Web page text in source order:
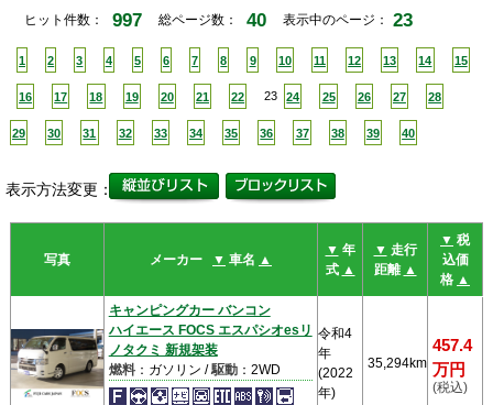
ヒット件数： 997 総ページ数： 40 表示中のページ： 23
1 2 3 4 5 6 7 8 9 10 11 12 13 14 15
16 17 18 19 20 21 22 23 24 25 26 27 28
29 30 31 32 33 34 35 36 37 38 39 40
表示方法変更：
写真 メーカー ▼ 車名 ▲
▼ 年
式 ▲
▼ 走行
距離 ▲
▼ 税
込価
格 ▲
キャンピングカー バンコン
ハイエース FOCS エスパシオesリ
ノタクミ 新規架装
燃料：ガソリン /駆動：2WD
令和4
年
(2022
年)
35,294km
457.4
万円
(税込)